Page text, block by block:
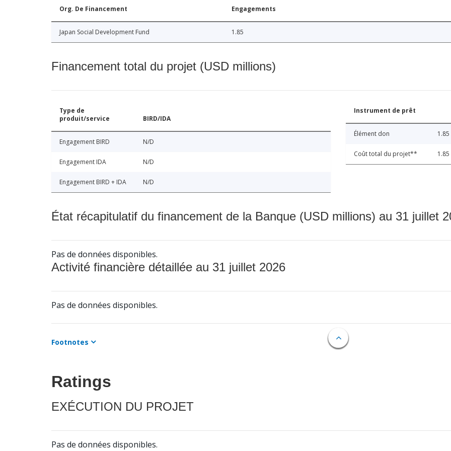
Org. De Financement Engagements
Japan Social Development Fund 1.85
Financement total du projet (USD millions)
Type de
produit/service
BIRD/IDA
Engagement BIRD N/D
Engagement IDA N/D
Engagement BIRD + IDA N/D
Instrument de prêt
Élément don 1.85
Coût total du projet** 1.85
État récapitulatif du financement de la Banque (USD millions) au 31 juillet
Pas de données disponibles.
Activité financière détaillée au 31 juillet 2026
Pas de données disponibles.
Footnotes
Ratings
EXÉCUTION DU PROJET
Pas de données disponibles.